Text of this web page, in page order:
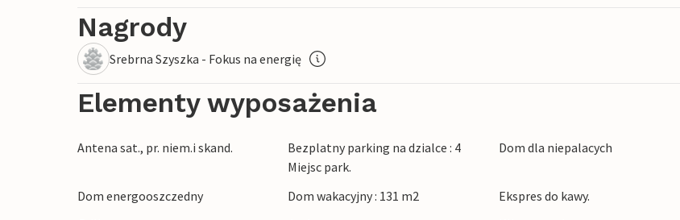
Stąd można wyjść na częściowo zadaszony taras i usiąść na meblach ogrodowych. Można
również zrelaksować się w wannie z hydromasażem, a wieczory zakończyć pysznym
grillem i zachodem słońca nad fiordem.
codziennego życia, to znajdziesz tu mnóstwo ciszy i spokoju oraz dziewiczej przyrody.
Znajdziesz tu wiele możliwości spędzania czasu na świeżym powietrzu, takich jak
wędkarstwo, golf, windsurfing, piesze wycieczki, jazda na rowerze i wiele innych. Miasto
Nagrody
Srebrna Szyszka - Fokus na energię
Elementy wyposażenia
Antena sat., pr. niem.i skand.
Bezplatny parking na dzialce : 4
Miejsc park.
Dom dla niepalacych
Dom energooszczedny Dom wakacyjny : 131 m2
Ekspres do kawy.